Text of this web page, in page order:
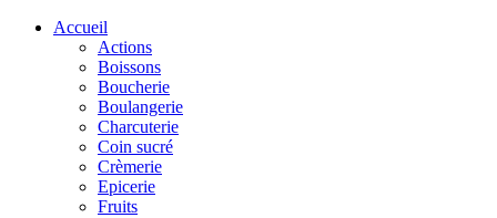
Accueil
Actions
Boissons
Boucherie
Boulangerie
Charcuterie
Coin sucré
Crèmerie
Epicerie
Fruits